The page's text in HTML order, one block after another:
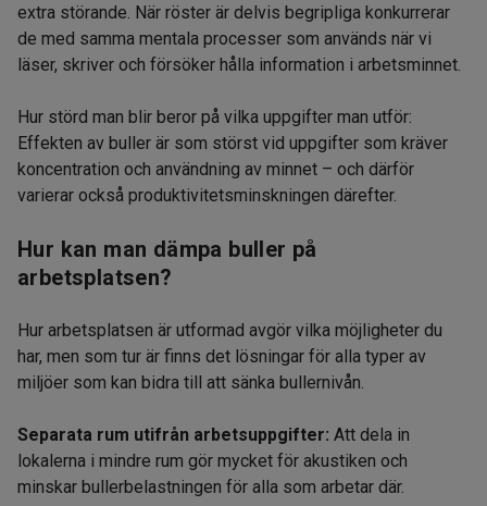
extra störande. När röster är delvis begripliga konkurrerar
de med samma mentala processer som används när vi
läser, skriver och försöker hålla information i arbetsminnet.
Hur störd man blir beror på vilka uppgifter man utför:
Effekten av buller är som störst vid uppgifter som kräver
koncentration och användning av minnet – och därför
varierar också produktivitetsminskningen därefter.
Hur kan man dämpa buller på
arbetsplatsen?
Hur arbetsplatsen är utformad avgör vilka möjligheter du
har, men som tur är finns det lösningar för alla typer av
miljöer som kan bidra till att sänka bullernivån.
Separata rum utifrån arbetsuppgifter: Att dela in
lokalerna i mindre rum gör mycket för akustiken och
minskar bullerbelastningen för alla som arbetar där.